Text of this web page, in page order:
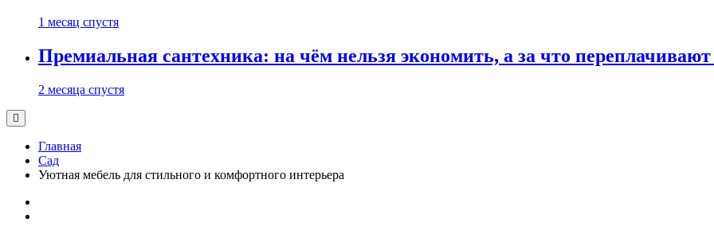
1 месяц спустя
Премиальная сантехника: на чём нельзя экономить, а за что переплачивают
2 месяца спустя
Главная
Сад
Уютная мебель для стильного и комфортного интерьера